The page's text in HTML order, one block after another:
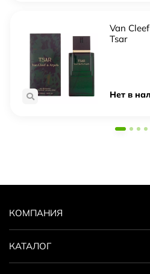
Van
Tsar
Нет в
КОМПАНИЯ
КАТАЛОГ